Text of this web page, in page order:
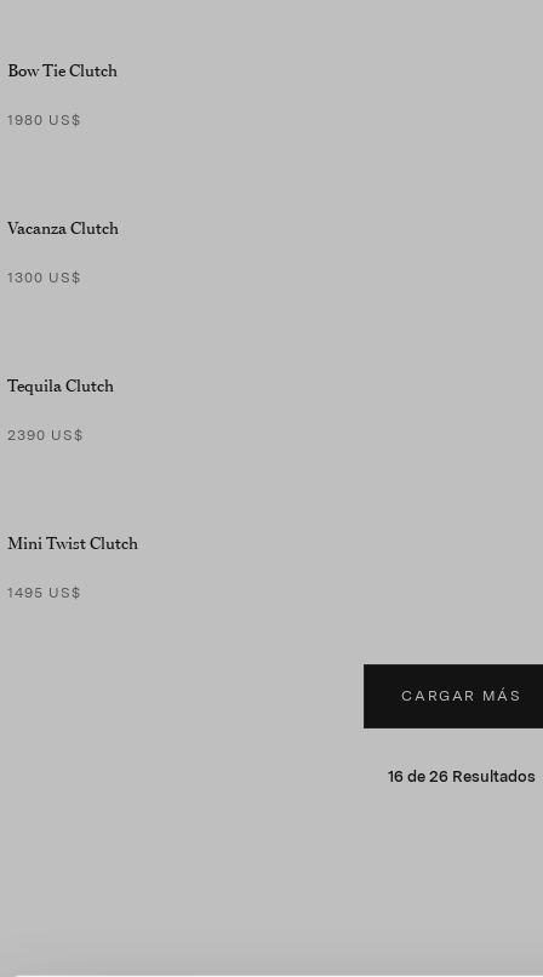
Bow Tie Clutch
1980 US$
Vacanza Clutch
1300 US$
Tequila Clutch
2390 US$
Mini Twist Clutch
1495 US$
CARGAR MÁS
16 de 26 Resultados